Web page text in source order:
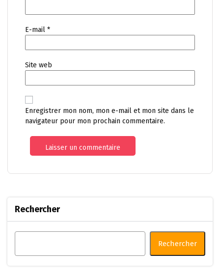
E-mail *
Site web
Enregistrer mon nom, mon e-mail et mon site dans le
navigateur pour mon prochain commentaire.
Rechercher
Rechercher